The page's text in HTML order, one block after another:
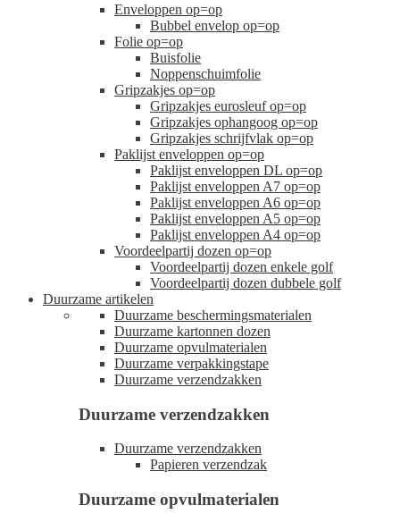
Enveloppen op=op
Bubbel envelop op=op
Folie op=op
Buisfolie
Noppenschuimfolie
Gripzakjes op=op
Gripzakjes eurosleuf op=op
Gripzakjes ophangoog op=op
Gripzakjes schrijfvlak op=op
Paklijst enveloppen op=op
Paklijst enveloppen DL op=op
Paklijst enveloppen A7 op=op
Paklijst enveloppen A6 op=op
Paklijst enveloppen A5 op=op
Paklijst enveloppen A4 op=op
Voordeelpartij dozen op=op
Voordeelpartij dozen enkele golf
Voordeelpartij dozen dubbele golf
Duurzame artikelen
Duurzame beschermingsmaterialen
Duurzame kartonnen dozen
Duurzame opvulmaterialen
Duurzame verpakkingstape
Duurzame verzendzakken
Duurzame verzendzakken
Duurzame verzendzakken
Papieren verzendzak
Duurzame opvulmaterialen